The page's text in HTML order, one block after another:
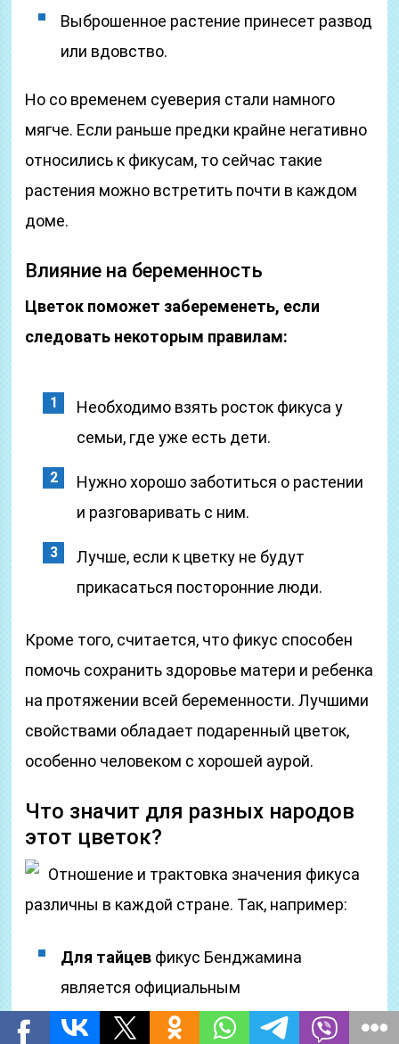
Выброшенное растение принесет развод
или вдовство.
Но со временем суеверия стали намного
мягче. Если раньше предки крайне негативно
относились к фикусам, то сейчас такие
растения можно встретить почти в каждом
доме.
Влияние на беременность
Цветок поможет забеременеть, если
следовать некоторым правилам:
Необходимо взять росток фикуса у
семьи, где уже есть дети.
Нужно хорошо заботиться о растении
и разговаривать с ним.
Лучше, если к цветку не будут
прикасаться посторонние люди.
Кроме того, считается, что фикус способен
помочь сохранить здоровье матери и ребенка
на протяжении всей беременности. Лучшими
свойствами обладает подаренный цветок,
особенно человеком с хорошей аурой.
Что значит для разных народов
этот цветок?
Отношение и трактовка значения фикуса
различны в каждой стране. Так, например:
Для тайцев фикус Бенджамина
является официальным
государственным символом.